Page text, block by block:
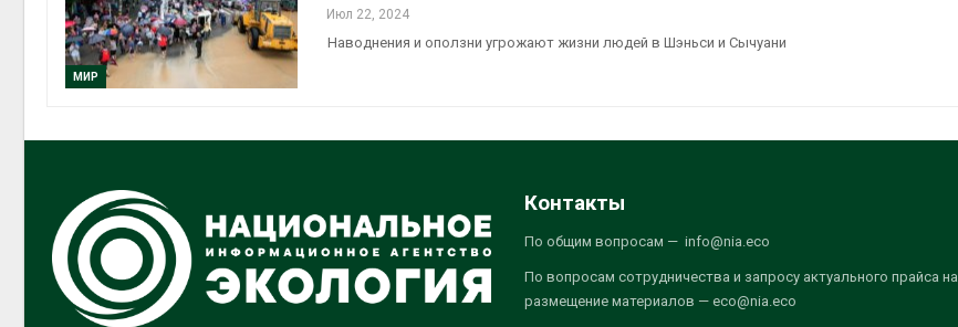
МИР
Июл 22, 2024
Наводнения и оползни угрожают жизни людей в Шэньси и Сычуани
Контакты
По общим вопросам — info@nia.eco
По вопросам сотрудничества и запросу актуального прайса на
размещение материалов — eco@nia.eco